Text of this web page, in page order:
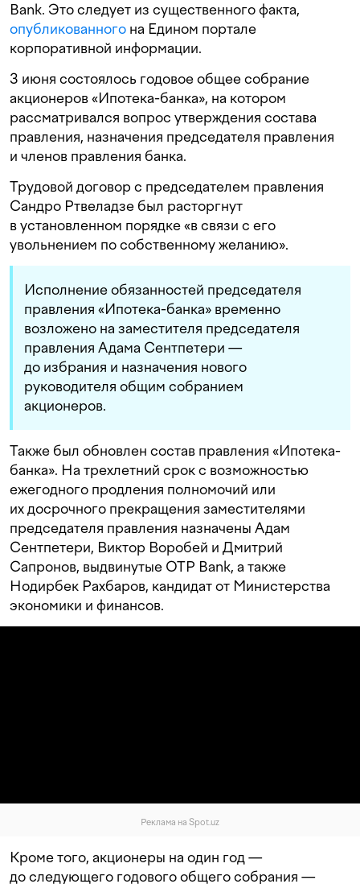
Bank. Это следует из существенного факта,
опубликованного на Едином портале
корпоративной информации.
3 июня состоялось годовое общее собрание
акционеров «Ипотека-банка», на котором
рассматривался вопрос утверждения состава
правления, назначения председателя правления
и членов правления банка.
Трудовой договор c председателем правления
Сандро Ртвеладзе был расторгнут
в установленном порядке «в связи с его
увольнением по собственному желанию».
Исполнение обязанностей председателя
правления «Ипотека-банка» временно
возложено на заместителя председателя
правления Адама Сентпетери —
до избрания и назначения нового
руководителя общим собранием
акционеров.
Также был обновлен состав правления «Ипотека-
банка». На трехлетний срок с возможностью
ежегодного продления полномочий или
их досрочного прекращения заместителями
председателя правления назначены Адам
Сентпетери, Виктор Воробей и Дмитрий
Сапронов, выдвинутые OTP Bank, а также
Нодирбек Рахбаров, кандидат от Министерства
экономики и финансов.
Реклама на Spot.uz
Кроме того, акционеры на один год —
до следующего годового общего собрания —